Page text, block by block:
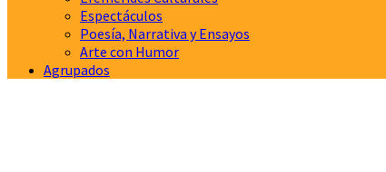
Espectáculos
Poesía, Narrativa y Ensayos
Arte con Humor
Agrupados